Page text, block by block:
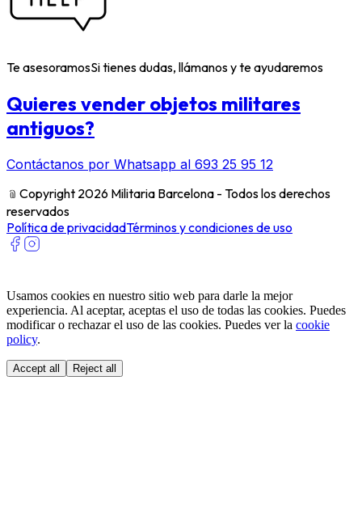
Te asesoramosSi tienes dudas, llámanos y te ayudaremos
Quieres vender objetos militares
antiguos?
Contáctanos por Whatsapp al 693 25 95 12
﹫ Copyright 2026 Militaria Barcelona - Todos los derechos
reservados
Política de privacidadTérminos y condiciones de uso
Usamos cookies en nuestro sitio web para darle la mejor
experiencia. Al aceptar, aceptas el uso de todas las cookies. Puedes
modificar o rechazar el uso de las cookies. Puedes ver la cookie
policy.
Accept all Reject all